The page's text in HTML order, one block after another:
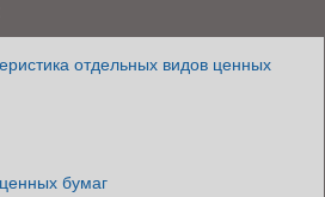
отдельных видов ценных
бумаг